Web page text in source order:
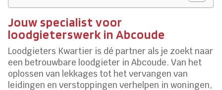
Jouw specialist voor
loodgieterswerk in Abcoude
Loodgieters Kwartier is dé partner als je zoekt naar
een betrouwbare loodgieter in Abcoude. Van het
oplossen van lekkages tot het vervangen van
leidingen en verstoppingen verhelpen in woningen,